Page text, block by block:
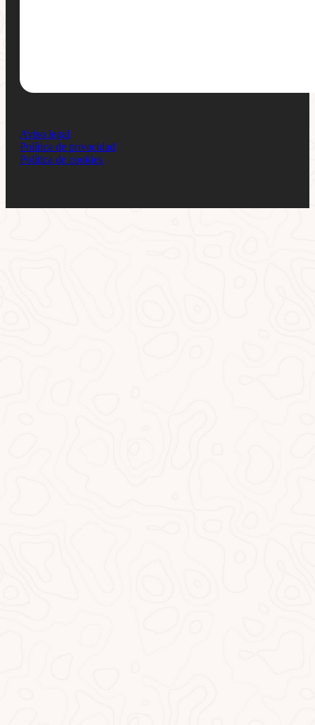
Aviso legal
Política de privacidad
Política de cookies